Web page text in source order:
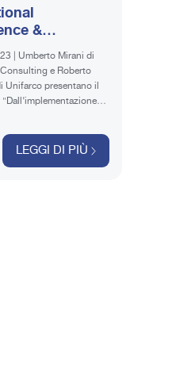
&
| 5 luglio 2023
| Umberto Mirani di
e Roberto
Unifarco presentano il
del reparto di
e confezionamento di
LEGGI DI PIÙ